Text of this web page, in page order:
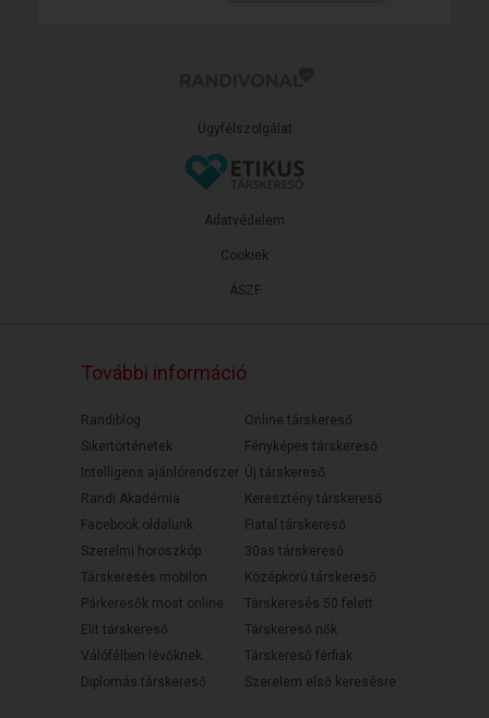
Ügyfélszolgálat
ÁSZF
Adatvédelem
Cookiek
További információ
Randiblog
Sikertörténetek
Intelligens ajánlórendszer
Randi Akadémia
Facebook oldalunk
Szerelmi horoszkóp
Társkeresés mobilon
Párkeresők most online
Elit társkereső
Válófélben lévőknek
Diplomás társkereső
Online társkereső
Fényképes társkereső
Új társkereső
Keresztény társkereső
Fiatal társkereső
30as társkereső
Középkorú társkereső
Társkeresés 50 felett
Társkereső nők
Társkereső férfiak
Szerelem első keresésre